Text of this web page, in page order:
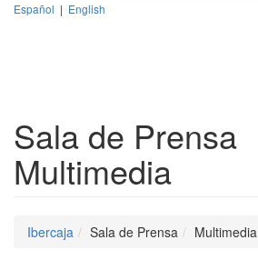
Español | English
Sala de Prensa
Multimedia
Ibercaja Sala de Prensa Multimedia